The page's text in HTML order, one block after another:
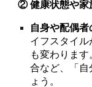
② 健康状態や家
自身や配偶者
イフスタイ
も変わりま
合など、「自
ょう。